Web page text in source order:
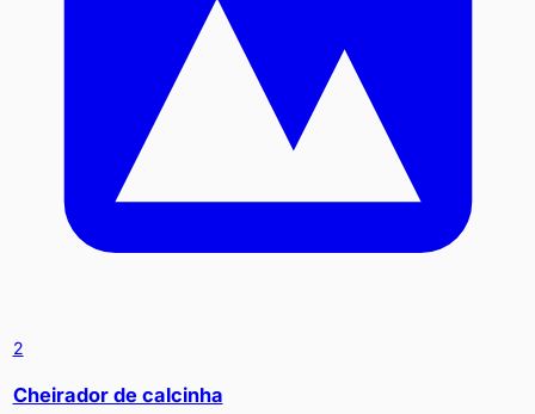
2
Cheirador de calcinha